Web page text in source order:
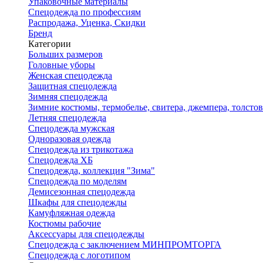
Спецодежда по профессиям
Распродажа, Уценка, Скидки
Бренд
Категории
Больших размеров
Головные уборы
Женская спецодежда
Защитная спецодежда
Зимняя спецодежда
Зимние костюмы, термобелье, свитера, джемпера,
Летняя спецодежда
Спецодежда мужская
Одноразовая одежда
Спецодежда из трикотажа
Спецодежда ХБ
Спецодежда, коллекция "Зима"
Спецодежда по моделям
Демисезонная спецодежда
Шкафы для спецодежды
Камуфляжная одежда
Костюмы рабочие
Аксессуары для спецодежды
Спецодежда с заключением МИНПРОМТОРГА
Спецодежда с логотипом